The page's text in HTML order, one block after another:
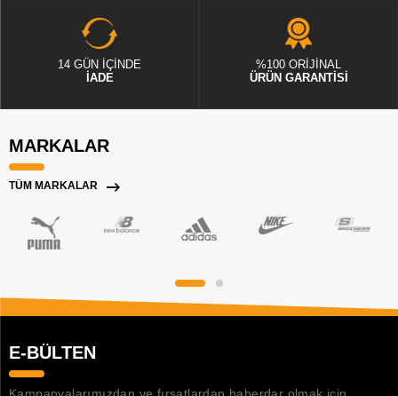
14 GÜN İÇİNDE
İADE
%100 ORİJİNAL
ÜRÜN GARANTİSİ
MARKALAR
TÜM MARKALAR
E-BÜLTEN